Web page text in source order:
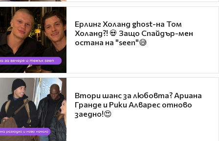
Ерлинг Холанд ghost-на Том
Холанд?! 💀 Защо Спайдър-мен
остана на "seen"😅
Втори шанс за любовта? Ариана
Гранде и Рики Алварес отново
заедно!😍